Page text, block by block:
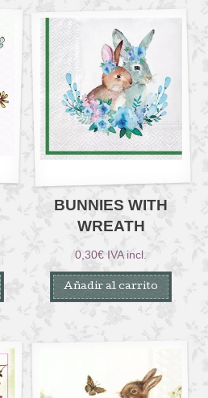
BUNNIES WITH
WREATH
0,30€ IVA incl.
Añadir al carrito